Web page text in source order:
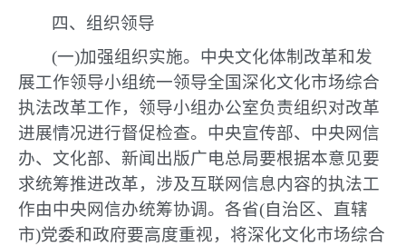
四、组织领导
(一)加强组织实施。中央文化体制改革和发
展工作领导小组统一领导全国深化文化市场综合
执法改革工作，领导小组办公室负责组织对改革
进展情况进行督促检查。中央宣传部、中央网信
办、文化部、新闻出版广电总局要根据本意见要
求统筹推进改革，涉及互联网信息内容的执法工
作由中央网信办统筹协调。各省(自治区、直辖
市)党委和政府要高度重视，将深化文化市场综合